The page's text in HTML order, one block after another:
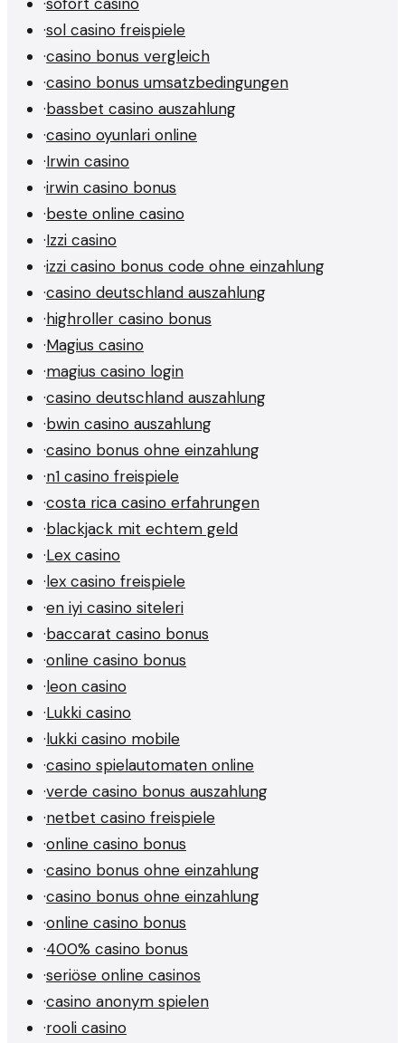
·sol casino freispiele
·casino bonus vergleich
·casino bonus umsatzbedingungen
·bassbet casino auszahlung
·casino oyunlari online
·Irwin casino
·irwin casino bonus
·beste online casino
·Izzi casino
·izzi casino bonus code ohne einzahlung
·casino deutschland auszahlung
·highroller casino bonus
·Magius casino
·magius casino login
·casino deutschland auszahlung
·bwin casino auszahlung
·casino bonus ohne einzahlung
·n1 casino freispiele
·costa rica casino erfahrungen
·blackjack mit echtem geld
·Lex casino
·lex casino freispiele
·en iyi casino siteleri
·baccarat casino bonus
·online casino bonus
·leon casino
·Lukki casino
·lukki casino mobile
·casino spielautomaten online
·verde casino bonus auszahlung
·netbet casino freispiele
·online casino bonus
·casino bonus ohne einzahlung
·casino bonus ohne einzahlung
·online casino bonus
·400% casino bonus
·seriöse online casinos
·casino anonym spielen
·rooli casino